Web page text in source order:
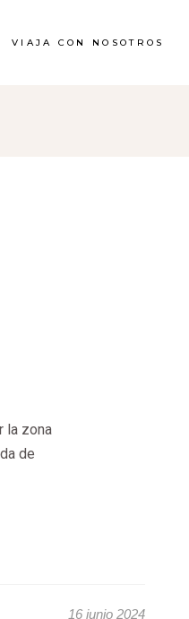
VIAJA CON NOSOTROS
la zona
de
16 junio 2024